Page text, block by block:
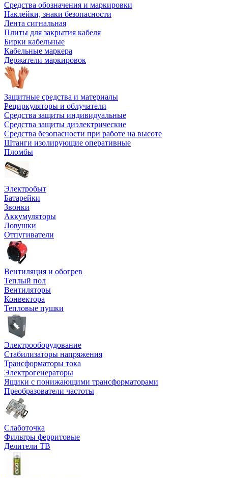
Средства обозначения и маркировки
Наклейки, знаки безопасности
Лента сигнальная
Плиты для закрытия кабеля
Бирки кабельные
Кабельные маркера
Держатели маркировок
Защитные средства и материалы
Рециркуляторы и облучатели
Средства защиты индивидуальные
Средства защиты диэлектрические
Средства безопасности при работе на высоте
Штанги изолирующие оперативные
Пломбы
Электробыт
Батарейки
Звонки
Аккумуляторы
Ловушки
Отпугиватели
Вентиляция и обогрев
Теплый пол
Вентиляторы
Конвектора
Тепловые пушки
Электрооборудование
Стабилизаторы напряжения
Трансформаторы тока
Электрогенераторы
Ящики с понижающими трансформаторами
Преобразователи частоты
Слаботочка
Фильтры ферритовые
Делители ТВ